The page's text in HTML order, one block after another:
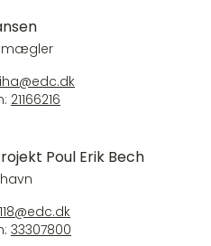
iha@edc.dk
21166216
Poul Erik Bech
118@edc.dk
33307800